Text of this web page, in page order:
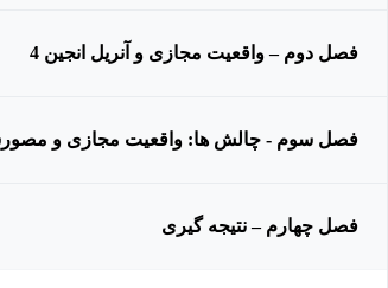
فصل دوم – واقعیت مجازی و آنریل انجین 4
فصل سوم - چالش ها: واقعیت مجازی و
فصل چهارم – نتیجه گیری